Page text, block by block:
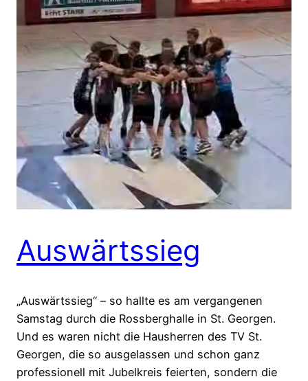
Auswärtssieg
„Auswärtssieg“ – so hallte es am vergangenen
Samstag durch die Rossberghalle in St. Georgen.
Und es waren nicht die Hausherren des TV St.
Georgen, die so ausgelassen und schon ganz
professionell mit Jubelkreis feierten, sondern die